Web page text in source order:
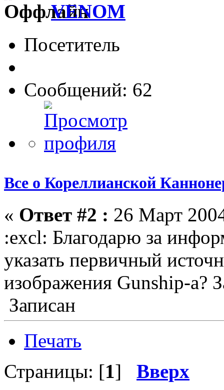
VENOM
Посетитель
Сообщений: 62
Все о Кореллианской
« Ответ #2 : 26 Март
:excl: Благодарю за
указать первичный
изображения Gunship-а?
Записан
Печать
Страницы: [1] Вверх